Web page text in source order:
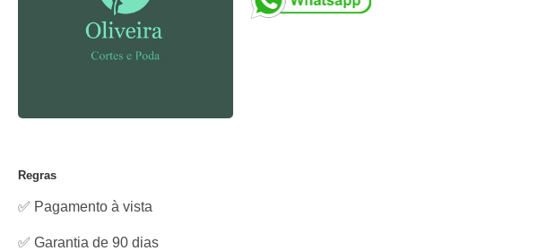
Regras
✅ Pagamento à vista
✅ Garantia de 90 dias